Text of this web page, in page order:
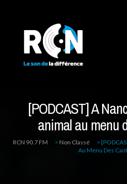
[PODCAST] A
animal au menu
RCN 90.7 FM > Non Classé >
Au Menu Des